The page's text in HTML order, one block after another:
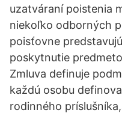
uzatváraní poistenia
niekoľko odborných
poisťovne
poskytnutie
Zmluva definuje
každú osobu
rodinného